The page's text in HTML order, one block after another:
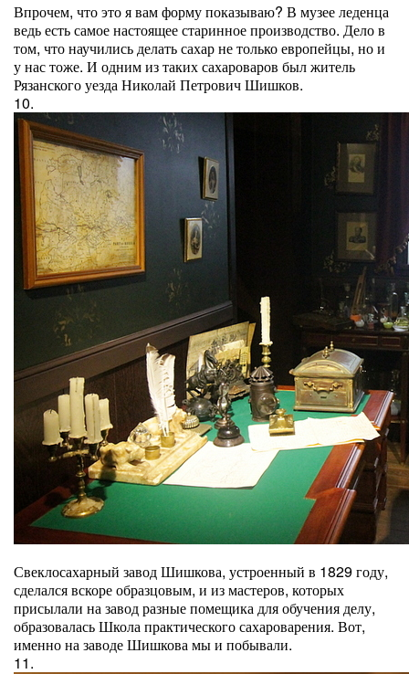
Впрочем, что это я вам форму показываю? В музее леденца
ведь есть самое настоящее старинное производство. Дело в
том, что научились делать сахар не только европейцы, но и
у нас тоже. И одним из таких сахароваров был житель
Рязанского уезда Николай Петрович Шишков.
10.
Свеклосахарный завод Шишкова, устроенный в 1829 году,
сделался вскоре образцовым, и из мастеров, которых
присылали на завод разные помещика для обучения делу,
образовалась Школа практического сахароварения. Вот,
именно на заводе Шишкова мы и побывали.
11.